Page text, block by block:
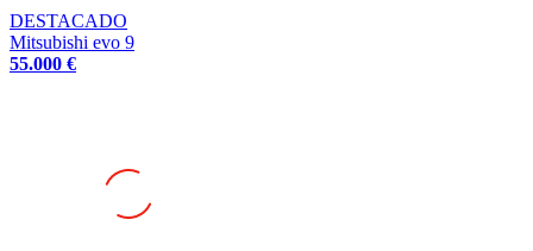
Mitsubishi evo 9
55.000 €